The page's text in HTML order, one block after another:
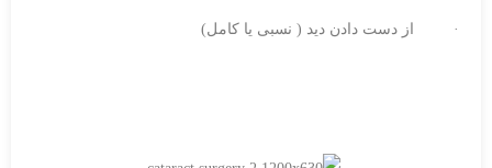
· از دست دادن دید ( نسبی یا کامل)